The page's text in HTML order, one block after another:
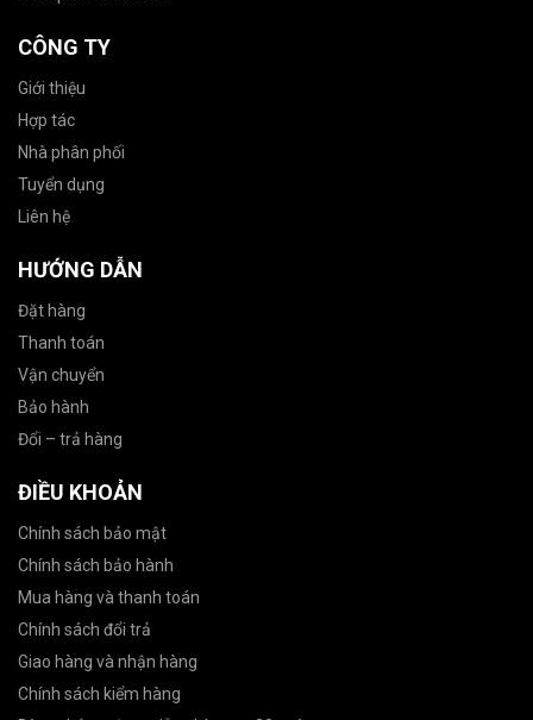
CÔNG TY
Giới thiệu
Hợp tác
Nhà phân phối
Tuyển dụng
Liên hệ
HƯỚNG DẪN
Đặt hàng
Thanh toán
Vận chuyển
Bảo hành
Đổi – trả hàng
ĐIỀU KHOẢN
Chính sách bảo mật
Chính sách bảo hành
Mua hàng và thanh toán
Chính sách đổi trả
Giao hàng và nhận hàng
Chính sách kiểm hàng